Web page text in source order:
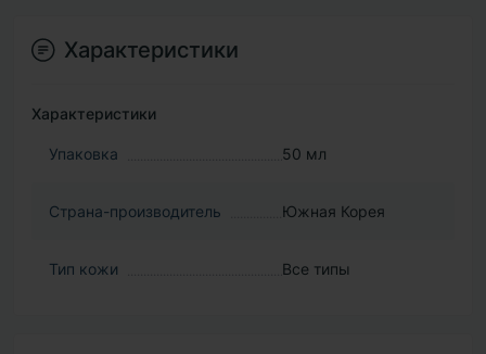
Характеристики
Характеристики
Упаковка 50 мл
Страна-производитель Южная Корея
Тип кожи Все типы